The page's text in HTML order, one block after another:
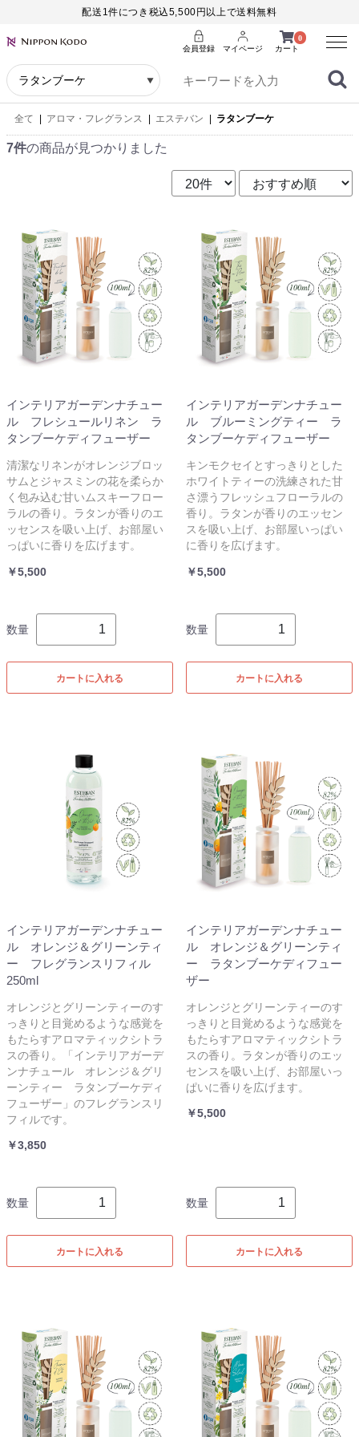
配送1件につき税込5,500円以上で送料無料
0
カート
会員登録 マイページ
Menu
全て アロマ・フレグランス エステバン ラタンブーケ
7件の商品が見つかりました
インテリアガーデンナチュー
ル フレシュールリネン ラ
タンブーケディフューザー
清潔なリネンがオレンジブロッ
サムとジャスミンの花を柔らか
く包み込む甘いムスキーフロー
ラルの香り。ラタンが香りのエ
ッセンスを吸い上げ、お部屋い
っぱいに香りを広げます。
￥5,500
数量
カートに入れる
インテリアガーデンナチュー
ル ブルーミングティー ラ
タンブーケディフューザー
キンモクセイとすっきりとした
ホワイトティーの洗練された甘
さ漂うフレッシュフローラルの
香り。ラタンが香りのエッセン
スを吸い上げ、お部屋いっぱい
に香りを広げます。
￥5,500
数量
カートに入れる
インテリアガーデンナチュー
ル オレンジ＆グリーンティ
ー フレグランスリフィル
250ml
オレンジとグリーンティーのす
っきりと目覚めるような感覚を
もたらすアロマティックシトラ
スの香り。「インテリアガーデ
ンナチュール オレンジ＆グリ
ーンティー ラタンブーケディ
フューザー」のフレグランスリ
フィルです。
￥3,850
数量
カートに入れる
インテリアガーデンナチュー
ル オレンジ＆グリーンティ
ー ラタンブーケディフュー
ザー
オレンジとグリーンティーのす
っきりと目覚めるような感覚を
もたらすアロマティックシトラ
スの香り。ラタンが香りのエッ
センスを吸い上げ、お部屋いっ
ぱいに香りを広げます。
￥5,500
数量
カートに入れる